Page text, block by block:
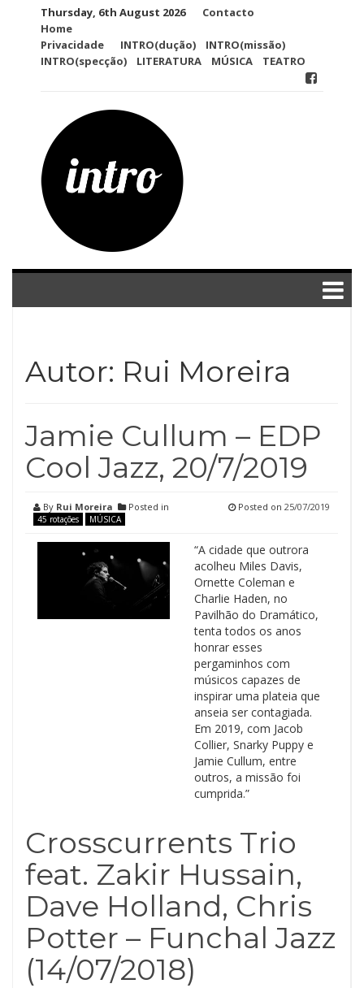
Thursday, 6th August 2026
Contacto
Home
Privacidade
INTRO(dução)
INTRO(missão)
INTRO(specção)
LITERATURA MÚSICA TEATRO
Autor: Rui Moreira
Jamie Cullum – EDP
Cool Jazz, 20/7/2019
By Rui Moreira Posted in
45 rotações MÚSICA
Posted on 25/07/2019
“A cidade que outrora
acolheu Miles Davis,
Ornette Coleman e
Charlie Haden, no
Pavilhão do Dramático,
tenta todos os anos
honrar esses
pergaminhos com
músicos capazes de
inspirar uma plateia que
anseia ser contagiada.
Em 2019, com Jacob
Collier, Snarky Puppy e
Jamie Cullum, entre
outros, a missão foi
cumprida.”
Crosscurrents Trio
feat. Zakir Hussain,
Dave Holland, Chris
Potter – Funchal Jazz
(14/07/2018)